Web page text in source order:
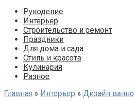
Рукоделие
Интерьер
Строительство и ремонт
Праздники
Для дома и сада
Стиль и красота
Кулинария
Разное
Главная » Интерьер » Дизайн